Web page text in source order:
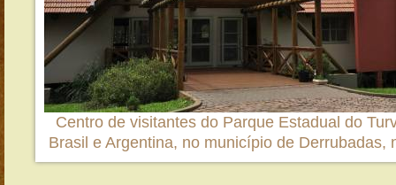
Centro de visitantes do Parque Estadual do
Brasil e Argentina, no município de Derrubadas,